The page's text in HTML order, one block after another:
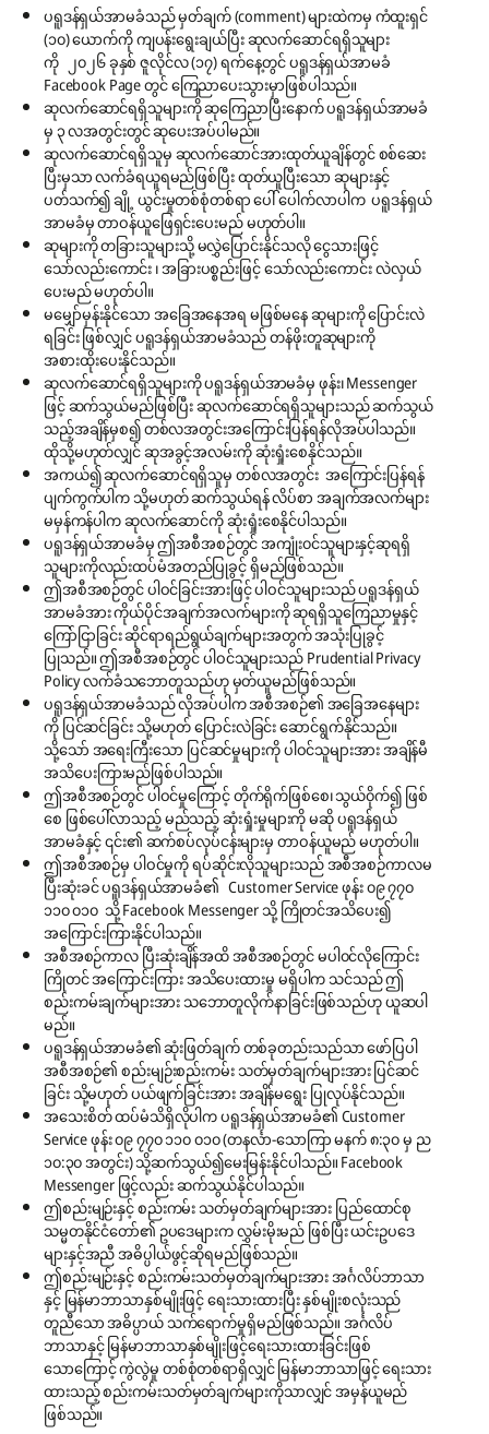
ပရူဒန်ရှယ်အာမခံသည် မှတ်ချက် (comment) များထဲကမှ ကံထူးရှင်
(၁၀) ယောက်ကို ကျပန်းရွေးချယ်ပြီး ဆုလက်ဆောင်ရရှိသူများ
ကို ၂၀၂၆ ခုနှစ် ဇူလိုင်လ (၁၇) ရက်နေ့တွင် ပရူဒန်ရှယ်အာမခံ
Facebook Page တွင် ကြေညာပေးသွားမှာဖြစ်ပါသည်။
ဆုလက်ဆောင်ရရှိသူများကို ဆုကြေညာပြီးနောက် ပရူဒန်ရှယ်အာမခံ
မှ ၃ လအတွင်းတွင် ဆုပေးအပ်ပါမည်။
ဆုလက်ဆောင်ရရှိသူမှ ဆုလက်ဆောင်အားထုတ်ယူချိန်တွင် စစ်ဆေး
ပြီးမှသာ လက်ခံရယူရမည်ဖြစ်ပြီး ထုတ်ယူပြီးသော ဆုများနှင့်
ပတ်သက်၍ ချို့ ယွင်းမှုတစ်စုံတစ်ရာ ပေါ် ပေါက်လာပါက ပရူဒန်ရှယ်
အာမခံမှ တာဝန်ယူဖြေရှင်းပေးမည် မဟုတ်ပါ။
ဆုများကို တခြားသူများသို့ မလွှဲပြောင်းနိုင်သလို ငွေသားဖြင့်
သော်လည်းကောင်း ၊ အခြားပစ္စည်းဖြင့် သော်လည်းကောင်း လဲလှယ်
ပေးမည် မဟုတ်ပါ။
မမျှော်မှန်းနိုင်သော အခြေအနေအရ မဖြစ်မနေ ဆုများကို ပြောင်းလဲ
ရခြင်း ဖြစ်လျှင် ပရူဒန်ရှယ်အာမခံသည် တန်ဖိုးတူဆုများကို
အစားထိုးပေးနိုင်သည်။
ဆုလက်ဆောင်ရရှိသူများကို ပရူဒန်ရှယ်အာမခံမှ ဖုန်း၊ Messenger
ဖြင့် ဆက်သွယ်မည်ဖြစ်ပြီး ဆုလက်ဆောင်ရရှိသူများသည် ဆက်သွယ်
သည့်အချိန်မှစ၍ တစ်လအတွင်းအကြောင်းပြန်ရန်လိုအပ်ပါသည်။
ထိုသို့မဟုတ်လျှင် ဆုအခွင့်အလမ်းကို ဆုံးရှုံးစေနိုင်သည်။
အကယ်၍ ဆုလက်ဆောင်ရရှိသူမှ တစ်လအတွင်း အကြောင်းပြန်ရန်
ပျက်ကွက်ပါက သို့မဟုတ် ဆက်သွယ်ရန် လိပ်စာ အချက်အလက်များ
မမှန်ကန်ပါက ဆုလက်ဆောင်ကို ဆုံးရှုံးစေနိုင်ပါသည်။
ပရူဒန်ရှယ်အာမခံမှ ဤအစီအစဉ်တွင် အကျုံး၀င်သူများနှင့်ဆုရရှိ
သူများကိုလည်းထပ်မံအတည်ပြုခွင့် ရှိမည်ဖြစ်သည်။
ဤအစီအစဉ်တွင် ပါဝင်ခြင်းအားဖြင့် ပါဝင်သူများသည် ပရူဒန်ရှယ်
အာမခံအား ကိုယ်ပိုင်အချက်အလက်များကို ဆုရရှိသူကြေညာမှုနှင့်
ကြော်ငြာခြင်း ဆိုင်ရာရည်ရွယ်ချက်များအတွက် အသုံးပြုခွင့်
ပြုသည်။ ဤအစီအစဉ်တွင် ပါဝင်သူများသည် Prudential Privacy
Policy လက်ခံသဘောတူသည်ဟု မှတ်ယူမည်ဖြစ်သည်။
ပရူဒန်ရှယ်အာမခံသည် လိုအပ်ပါက အစီအစဉ်၏ အခြေအနေများ
ကို ပြင်ဆင်ခြင်း သို့မဟုတ် ပြောင်းလဲခြင်း ဆောင်ရွက်နိုင်သည်။
သို့သော် အရေးကြီးသော ပြင်ဆင်မှုများကို ပါဝင်သူများအား အချိန်မီ
အသိပေးကြားမည်ဖြစ်ပါသည်။
ဤအစီအစဉ်တွင် ပါဝင်မှုကြောင့် တိုက်ရိုက်ဖြစ်စေ၊ သွယ်၀ိုက်၍ ဖြစ်
စေ ဖြစ်ပေါ်လာသည့် မည်သည့် ဆုံးရှုံးမှုများကို မဆို ပရူဒန်ရှယ်
အာမခံနှင့် ၎င်း၏ ဆက်စပ်လုပ်ငန်းများမှ တာဝန်ယူမည် မဟုတ်ပါ။
ဤအစီအစဉ်မှ ပါဝင်မှုကို ရပ်ဆိုင်းလိုသူများသည် အစီအစဉ်ကာလမ
ပြီးဆုံးခင် ပရူဒန်ရှယ်အာမခံ၏ Customer Service ဖုန်း ၀၉ ၇၇၀
၁၁၀ ၀၁၀ သို့ Facebook Messenger သို့ ကြိုတင်အသိပေး၍
အကြောင်းကြားနိုင်ပါသည်။
အစီအစဉ်ကာလ ပြီးဆုံးချိန်အထိ အစီအစဉ်တွင် မပါ၀င်လိုကြောင်း
ကြိုတင် အကြောင်းကြား အသိပေးထားမှု မရှိပါက သင်သည် ဤ
စည်းကမ်းချက်များအား သဘောတူလိုက်နာခြင်းဖြစ်သည်ဟု ယူဆပါ
မည်။
ပရူဒန်ရှယ်အာမခံ၏ ဆုံးဖြတ်ချက် တစ်ခုတည်းသည်သာ ဖော်ပြပါ
အစီအစဉ်၏ စည်းမျဉ်းစည်းကမ်း သတ်မှတ်ချက်များအား ပြင်ဆင်
ခြင်း သို့မဟုတ် ပယ်ဖျက်ခြင်းအား အချိန်မရွေး ပြုလုပ်နိုင်သည်။
အသေးစိတ် ထပ်မံသိရှိလိုပါက ပရူဒန်ရှယ်အာမခံ၏ Customer
Service ဖုန်း ၀၉ ၇၇၀ ၁၁၀ ၀၁၀ (တနင်္လာ-သောကြာ မနက် ၈:၃၀ မှ ည
၁၀:၃၀ အတွင်း) သို့ဆက်သွယ်၍မေးမြန်းနိုင်ပါသည်။ Facebook
Messenger ဖြင့်လည်း ဆက်သွယ်နိုင်ပါသည်။
ဤစည်းမျဉ်းနှင့် စည်းကမ်း သတ်မှတ်ချက်များအား ပြည်ထောင်စု
သမ္မတနိုင်ငံတော်၏ ဥပဒေများက လွှမ်းမိုးမည် ဖြစ်ပြီး ယင်းဥပဒေ
များနှင့်အညီ အဓိပ္ပါယ်ဖွင့်ဆိုရမည်ဖြစ်သည်။
ဤစည်းမျဉ်းနှင့် စည်းကမ်းသတ်မှတ်ချက်များအား အင်္ဂလိပ်ဘာသာ
နှင့် မြန်မာဘာသာနှစ်မျိုးဖြင့် ရေးသားထားပြီး နှစ်မျိုးစလုံးသည်
တူညီသော အဓိပ္ပာယ် သက်ရောက်မှုရှိမည်ဖြစ်သည်။ အင်္ဂလိပ်
ဘာသာနှင့် မြန်မာဘာသာနှစ်မျိုးဖြင့်ရေးသားထားခြင်းဖြစ်
သောကြောင့် ကွဲလွဲမှု တစ်စုံတစ်ရာရှိလျှင် မြန်မာဘာသာဖြင့် ရေးသား
ထားသည့် စည်းကမ်းသတ်မှတ်ချက်များကိုသာလျှင် အမှန်ယူမည်
ဖြစ်သည်။